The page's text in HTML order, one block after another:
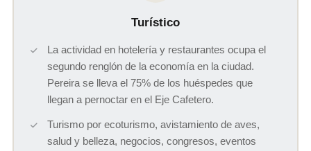
Turístico
La actividad en hotelería y restaurantes ocupa el
segundo renglón de la economía en la ciudad.
Pereira se lleva el 75% de los huéspedes que
llegan a pernoctar en el Eje Cafetero.
Turismo por ecoturismo, avistamiento de aves,
salud y belleza, negocios, congresos, eventos